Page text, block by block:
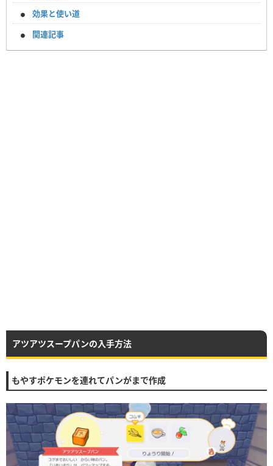
効果と使い道
関連記事
アツアツスープパンの入手方法
もやすポケモンを連れてパンがまで作成